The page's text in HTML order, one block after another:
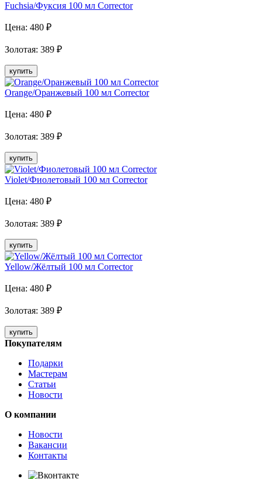
Fuchsia/Фуксия 100 мл Corrector
Цена: 480 ₽
Золотая: 389 ₽
купить
Orange/Оранжевый 100 мл Corrector
Цена: 480 ₽
Золотая: 389 ₽
купить
Violet/Фиолетовый 100 мл Corrector
Цена: 480 ₽
Золотая: 389 ₽
купить
Yellow/Жёлтый 100 мл Corrector
Цена: 480 ₽
Золотая: 389 ₽
купить
Покупателям
Подарки
Мастерам
Статьи
Новости
О компании
Новости
Вакансии
Контакты